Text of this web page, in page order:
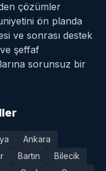
çözümler
ön planda
ve sonrası destek
şeffaf
sorunsuz bir
Ankara
Bartın
Bilecik